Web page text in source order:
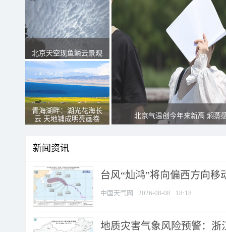
北京天空现鱼鳞云景观
青海湖畔：湖光花海长
云 天地铺成明亮画卷
北京气温创今年来新高 焖蒸
新闻资讯
台风“灿鸿”将向偏西方向移
中国天气网 2026-08-08 18:18
地质灾害气象风险预警：